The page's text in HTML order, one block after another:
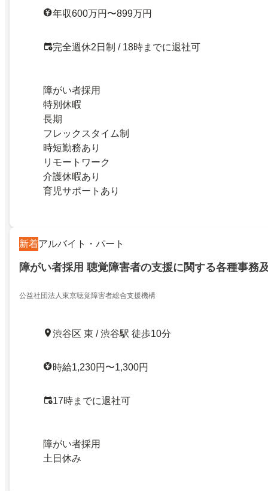
年収600万円〜899万円
完全週休2日制 / 18時までに退社可
障がい者採用
特別休暇
長期
フレックスタイム制
時短勤務あり
リモートワーク
介護休暇あり
育児サポートあり
新着アルバイト・パート
障がい者採用 聴覚障害者の支援に関する各種事務
公益社団法人東京聴覚障害者総合支援機構
渋谷区 東 / 渋谷駅 徒歩10分
時給1,230円〜1,300円
17時までに退社可
障がい者採用
土日休み